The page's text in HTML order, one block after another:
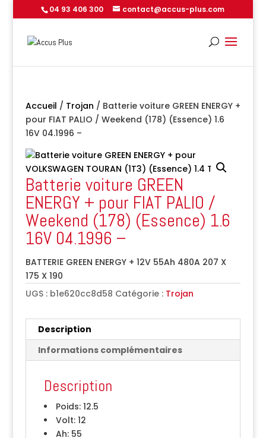
04 93 406 300 contact@accus-plus.com
Accueil / Trojan / Batterie voiture GREEN ENERGY +
pour FIAT PALIO / Weekend (178) (Essence) 1.6
16V 04.1996 –
Batterie voiture GREEN
ENERGY + pour FIAT PALIO /
Weekend (178) (Essence) 1.6
16V 04.1996 –
BATTERIE GREEN ENERGY + 12V 55Ah 480A 207 X
175 X 190
UGS : b1e620cc8d58 Catégorie : Trojan
Description
Informations complémentaires
Description
Poids:12.5
Volt:12
Ah:55